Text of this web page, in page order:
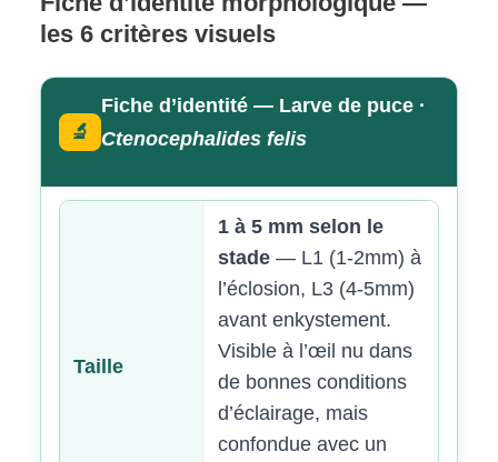
les 6 critères visuels
🔬
Fiche d’identité — Larve de puce ·
Ctenocephalides felis
Taille
1 à 5 mm selon le
stade— L1 (1-2mm) à
l’éclosion, L3 (4-5mm)
avant enkystement.
Visible à l’œil nu dans
de bonnes conditions
d’éclairage, mais
confondue avec un